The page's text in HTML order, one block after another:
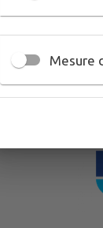
Mesure